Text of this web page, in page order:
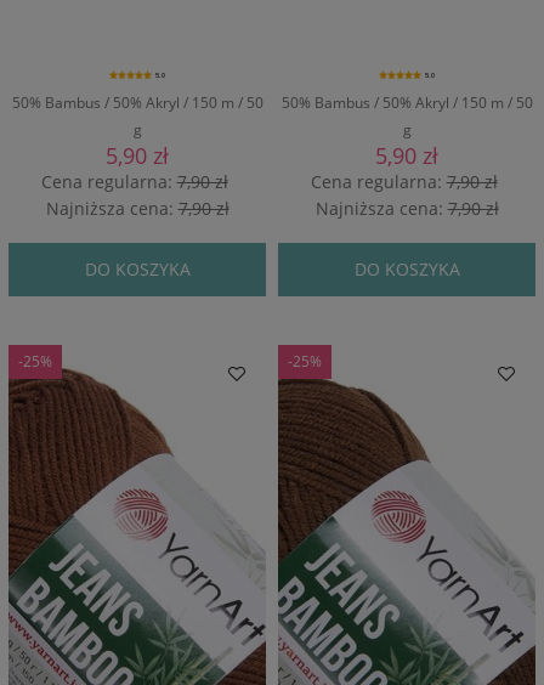
50% Bambus / 50% Akryl / 150 m / 50
g
5.0
5,90 zł
Cena regularna:7,90 zł
Najniższa cena:7,90 zł
DO KOSZYKA
50% Bambus / 50% Akryl / 150 m / 50
g
5.0
5,90 zł
Cena regularna:7,90 zł
Najniższa cena:7,90 zł
DO KOSZYKA
-25% -25%